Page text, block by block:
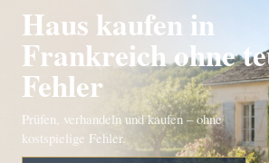
Haus kaufen in
Frankreich ohne
Fehler
Prüfen, verhandeln und kaufen – ohne
kostspielige Fehler.